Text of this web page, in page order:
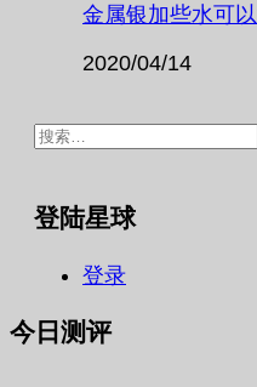
金属银加些水可
2020/04/14
搜
登陆星球
登录
今日测评